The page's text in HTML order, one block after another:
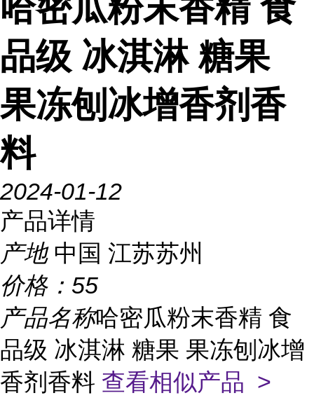
哈密瓜粉末香精 食
品级 冰淇淋 糖果
果冻刨冰增香剂香
料
2024-01-12
产品详情
产地 中国 江苏苏州
价格： 55
产品名称哈密瓜粉末香精 食
品级 冰淇淋 糖果 果冻刨冰增
香剂香料 查看相似产品 >